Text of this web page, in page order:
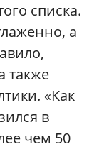
списка.
а
также
«Как
в
чем 50